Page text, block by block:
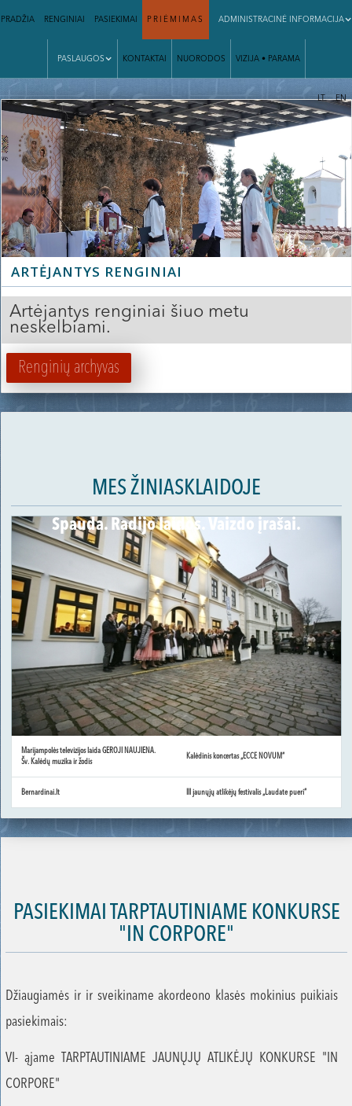
PRADŽIA RENGINIAI PASIEKIMAI PRIĖMIMAS ADMINISTRACINĖ INFORMACIJA
PASLAUGOS KONTAKTAI NUORODOS VIZIJA • PARAMA
| LT EN
ARTĖJANTYS RENGINIAI
Artėjantys renginiai šiuo metu
neskelbiami.
Renginių archyvas
MES ŽINIASKLAIDOJE
Spauda. Radijo laidos. Vaizdo įrašai.
Marijampolės televizijos laida GEROJI NAUJIENA.
Šv. Kalėdų muzika ir žodis
Kalėdinis koncertas „ECCE NOVUM“
Bernardinai.lt III jaunųjų atlikėjų festivalis „Laudate pueri“
PASIEKIMAI TARPTAUTINIAME KONKURSE
"IN CORPORE"
Džiaugiamės ir ir sveikiname akordeono klasės mokinius puikiais
pasiekimais:
VI- ąjame TARPTAUTINIAME JAUNŲJŲ ATLIKĖJŲ KONKURSE "IN
CORPORE"